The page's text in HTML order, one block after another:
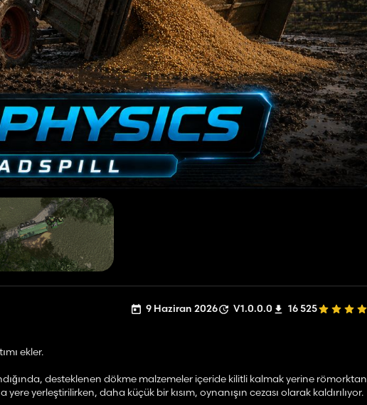
9 Haziran 2026 V1.0.0.0 16 525
ekler.
desteklenen dökme malzemeler içeride kilitli kalmak yerine römorktan
yerleştirilirken, daha küçük bir kısım, oynanışın cezası olarak kaldırılıyor.